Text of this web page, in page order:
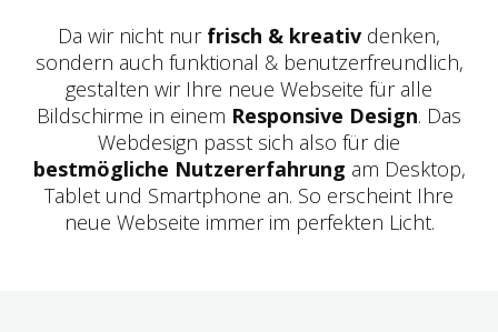
Da wir nicht nur frisch & kreativ denken,
sondern auch funktional & benutzerfreundlich,
gestalten wir Ihre neue Webseite für alle
Bildschirme in einem Responsive Design. Das
Webdesign passt sich also für die
bestmögliche Nutzererfahrung am Desktop,
Tablet und Smartphone an. So erscheint Ihre
neue Webseite immer im perfekten Licht.